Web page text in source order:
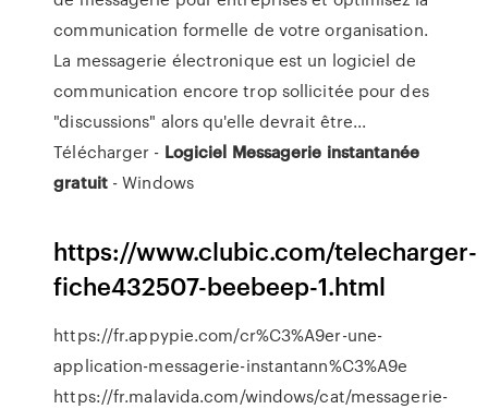
communication formelle de votre organisation.
La messagerie électronique est un logiciel de
communication encore trop sollicitée pour des
"discussions" alors qu'elle devrait être...
Télécharger - Logiciel Messagerie instantanée
gratuit- Windows
https://www.clubic.com/telecharger-
fiche432507-beebeep-1.html
https://fr.appypie.com/cr%C3%A9er-une-
application-messagerie-instantann%C3%A9e
https://fr.malavida.com/windows/cat/messagerie-